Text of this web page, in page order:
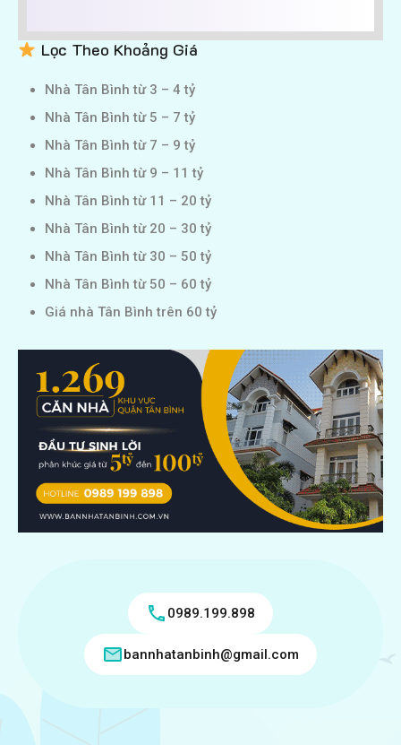
Lọc Theo Khoảng Giá
Nhà Tân Bình từ 3 – 4 tỷ
Nhà Tân Bình từ 5 – 7 tỷ
Nhà Tân Bình từ 7 – 9 tỷ
Nhà Tân Bình từ 9 – 11 tỷ
Nhà Tân Bình từ 11 – 20 tỷ
Nhà Tân Bình từ 20 – 30 tỷ
Nhà Tân Bình từ 30 – 50 tỷ
Nhà Tân Bình từ 50 – 60 tỷ
Giá nhà Tân Bình trên 60 tỷ
0989.199.898
bannhatanbinh@gmail.com